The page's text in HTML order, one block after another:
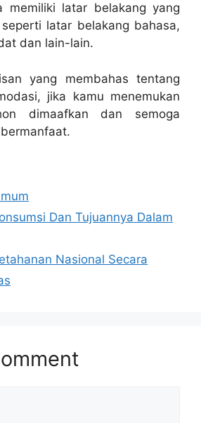
memiliki latar belakang yang
latar belakang bahasa,
dan lain-lain.
yang membahas tentang
jika kamu menemukan
dimaafkan dan semoga
Dan Tujuannya Dalam
Nasional Secara